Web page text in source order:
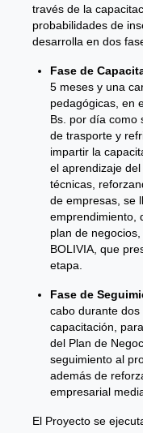
través de la
probabilidades de
desarrolla en dos
Fase de
5 meses y una
pedagógicas, en
Bs. por día como
de trasporte y
impartir la
el aprendizaje
técnicas,
de empresas, se
emprendimiento,
plan de
BOLIVIA, que
etapa.
Fase de
cabo durante
capacitación,
del Plan de
seguimiento al
además de
empresarial
El Proyecto se